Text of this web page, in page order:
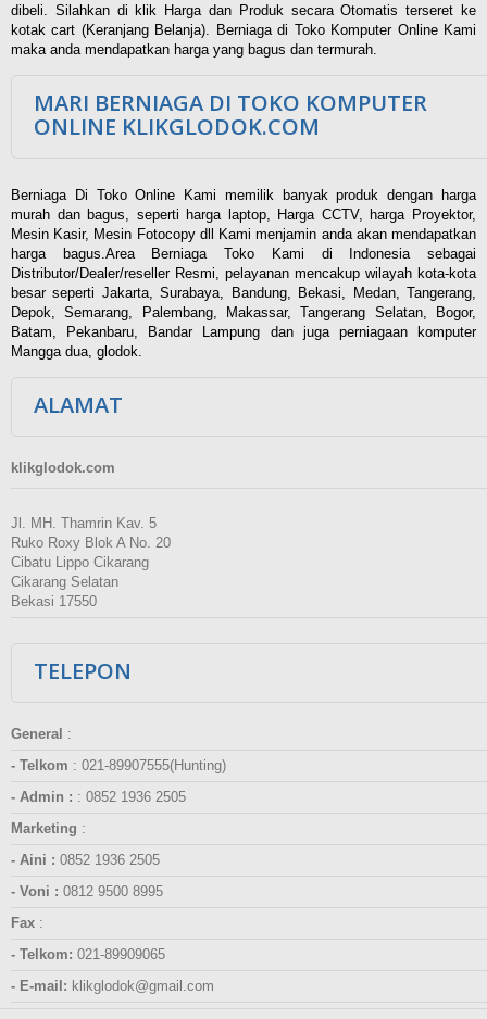
dibeli. Silahkan di klik Harga dan Produk secara Otomatis terseret ke
kotak cart (Keranjang Belanja). Berniaga di Toko Komputer Online Kami
maka anda mendapatkan harga yang bagus dan termurah.
MARI BERNIAGA DI TOKO KOMPUTER
ONLINE KLIKGLODOK.COM
Berniaga Di Toko Online Kami memilik banyak produk dengan harga
murah dan bagus, seperti harga laptop, Harga CCTV, harga Proyektor,
Mesin Kasir, Mesin Fotocopy dll Kami menjamin anda akan mendapatkan
harga bagus.Area Berniaga Toko Kami di Indonesia sebagai
Distributor/Dealer/reseller Resmi, pelayanan mencakup wilayah kota-kota
besar seperti Jakarta, Surabaya, Bandung, Bekasi, Medan, Tangerang,
Depok, Semarang, Palembang, Makassar, Tangerang Selatan, Bogor,
Batam, Pekanbaru, Bandar Lampung dan juga perniagaan komputer
Mangga dua, glodok.
ALAMAT
klikglodok.com
Jl. MH. Thamrin Kav. 5
Ruko Roxy Blok A No. 20
Cibatu Lippo Cikarang
Cikarang Selatan
Bekasi 17550
TELEPON
General :
- Telkom : 021-89907555(Hunting)
- Admin : : 0852 1936 2505
Marketing :
- Aini : 0852 1936 2505
- Voni : 0812 9500 8995
Fax :
- Telkom: 021-89909065
- E-mail: klikglodok@gmail.com